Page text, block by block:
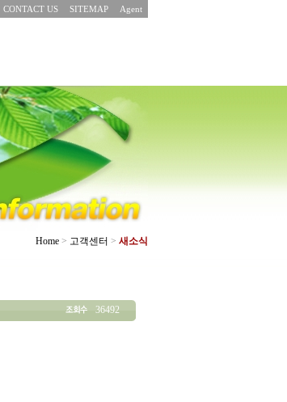
CONTACT US SITEMAP Agent
Home > 고객센터 > 새소식
36492